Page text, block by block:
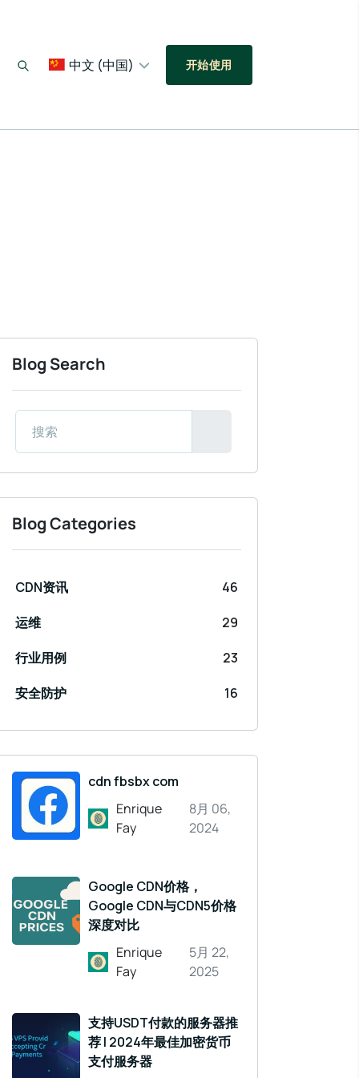
中文 (中国) 开始使用
Blog Search
Blog Categories
CDN资讯
46
运维
29
行业用例
23
安全防护
16
cdn fbsbx com
Enrique
Fay
8月 06,
2024
Google CDN价格，
Google CDN与CDN5价格
深度对比
Enrique
Fay
5月 22,
2025
支持USDT付款的服务器推
荐 | 2024年最佳加密货币
支付服务器